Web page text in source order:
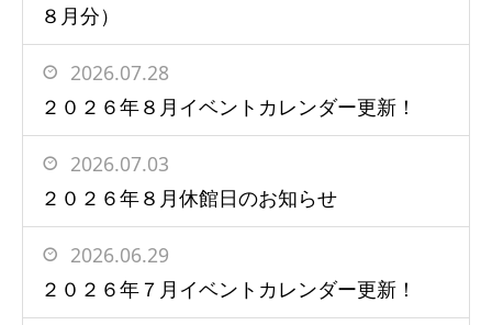
８月分）
2026.07.28
２０２６年８月イベントカレンダー更新！
2026.07.03
２０２６年８月休館日のお知らせ
2026.06.29
２０２６年７月イベントカレンダー更新！